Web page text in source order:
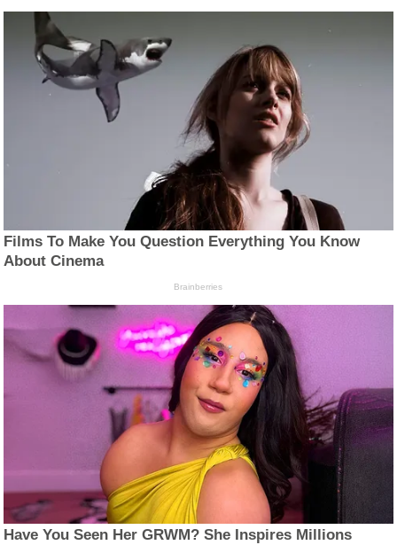
Films To Make You Question Everything You Know
About Cinema
Brainberries
Have You Seen Her GRWM? She Inspires Millions